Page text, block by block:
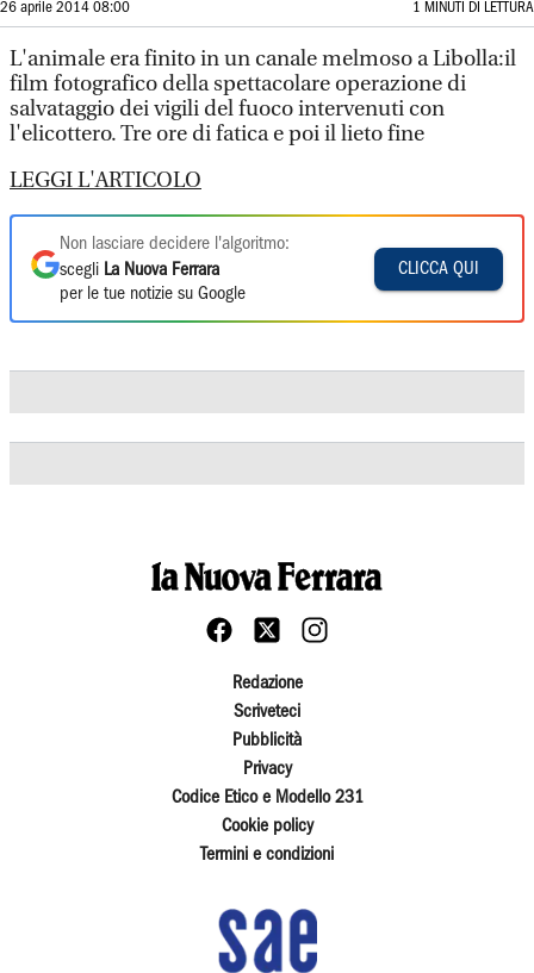
26 aprile 2014 08:00 1 MINUTI DI LETTURA
L'animale era finito in un canale melmoso a Libolla:il
film fotografico della spettacolare operazione di
salvataggio dei vigili del fuoco intervenuti con
l'elicottero. Tre ore di fatica e poi il lieto fine
LEGGI L'ARTICOLO
Non lasciare decidere l'algoritmo:
scegli La Nuova Ferrara
per le tue notizie su Google
CLICCA QUI
Redazione
Scriveteci
Pubblicità
Privacy
Codice Etico e Modello 231
Cookie policy
Termini e condizioni